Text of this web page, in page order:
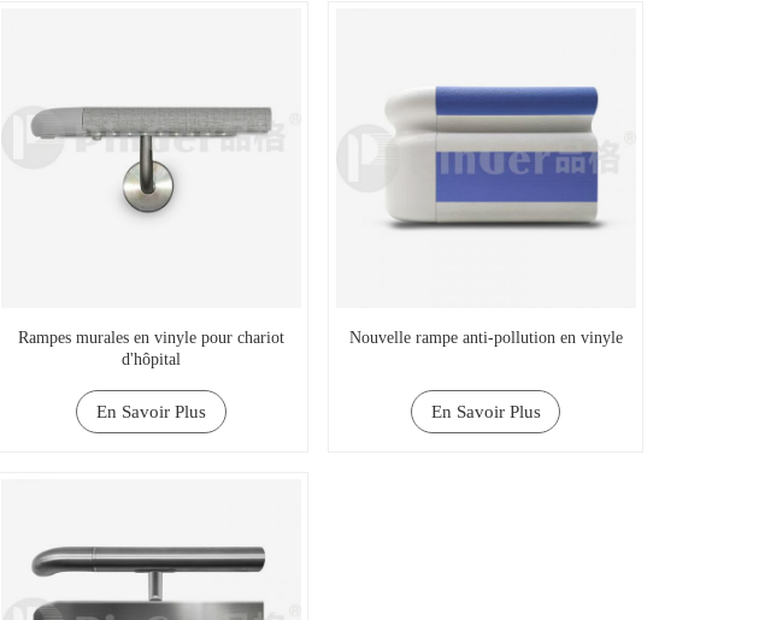
Rampes murales en vinyle pour chariot
d'hôpital
En Savoir Plus
Nouvelle rampe anti-pollution en vinyle
En Savoir Plus